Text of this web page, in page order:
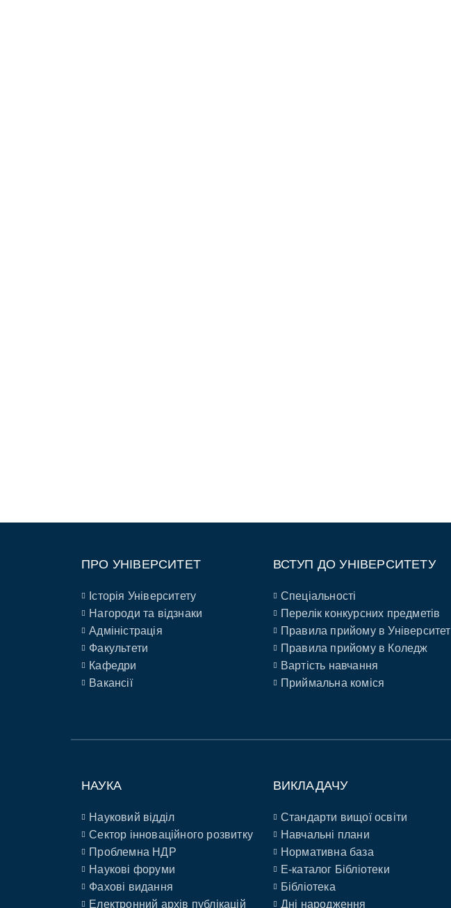
ПРО УНІВЕРСИТЕТ
Історія Університету
Нагороди та відзнаки
Адміністрація
Факультети
Кафедри
Вакансії
ВСТУП ДО УНІВЕРСИТЕТУ
Спеціальності
Перелік конкурсних предметів
Правила прийому в Університет
Правила прийому в Коледж
Вартість навчання
Приймальна коміся
НАУКА
Науковий відділ
Сектор інноваційного розвитку
Проблемна НДР
Наукові форуми
Фахові видання
Електронний архів публікацій
ВИКЛАДАЧУ
Стандарти вищої освіти
Навчальні плани
Нормативна база
E-каталог Бібліотеки
Бібліотека
Дні народження